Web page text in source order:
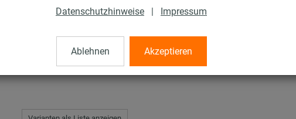
Datenschutzhinweise | Impressum
Ablehnen Akzeptieren